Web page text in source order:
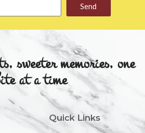
Send
sweeter memories, one
at a time
Quick Links